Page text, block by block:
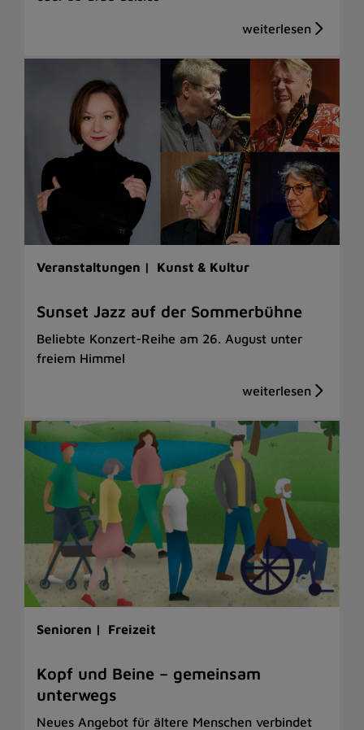
Veranstaltungen | Kunst & Kultur
Sunset Jazz auf der Sommerbühne
Beliebte Konzert-Reihe am 26. August unter
freiem Himmel
Senioren | Freizeit
Kopf und Beine – gemeinsam
unterwegs
Neues Angebot für ältere Menschen verbindet